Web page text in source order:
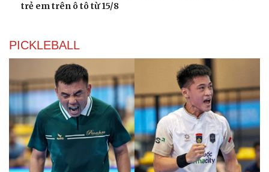
trẻ em trên ô tô từ 15/8
PICKLEBALL